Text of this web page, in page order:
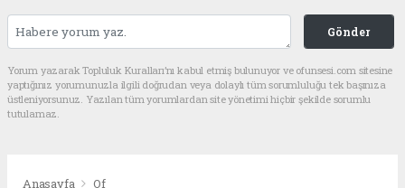
Gönder
Yorum yazarak Topluluk Kuralları’nı kabul etmiş bulunuyor ve ofunsesi.com sitesine
yaptığınız yorumunuzla ilgili doğrudan veya dolaylı tüm sorumluluğu tek başınıza
üstleniyorsunuz. Yazılan tüm yorumlardan site yönetimi hiçbir şekilde sorumlu
tutulamaz.
Anasayfa Of